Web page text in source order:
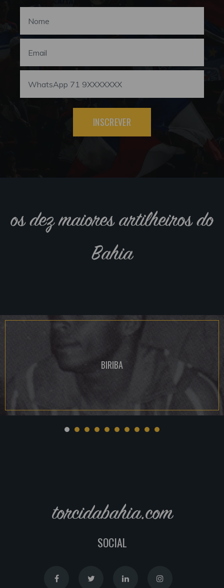
INSCREVER
os dez maiores artilheiros do
Bahia
BIRIBA
torcidabahia.com
SOCIAL